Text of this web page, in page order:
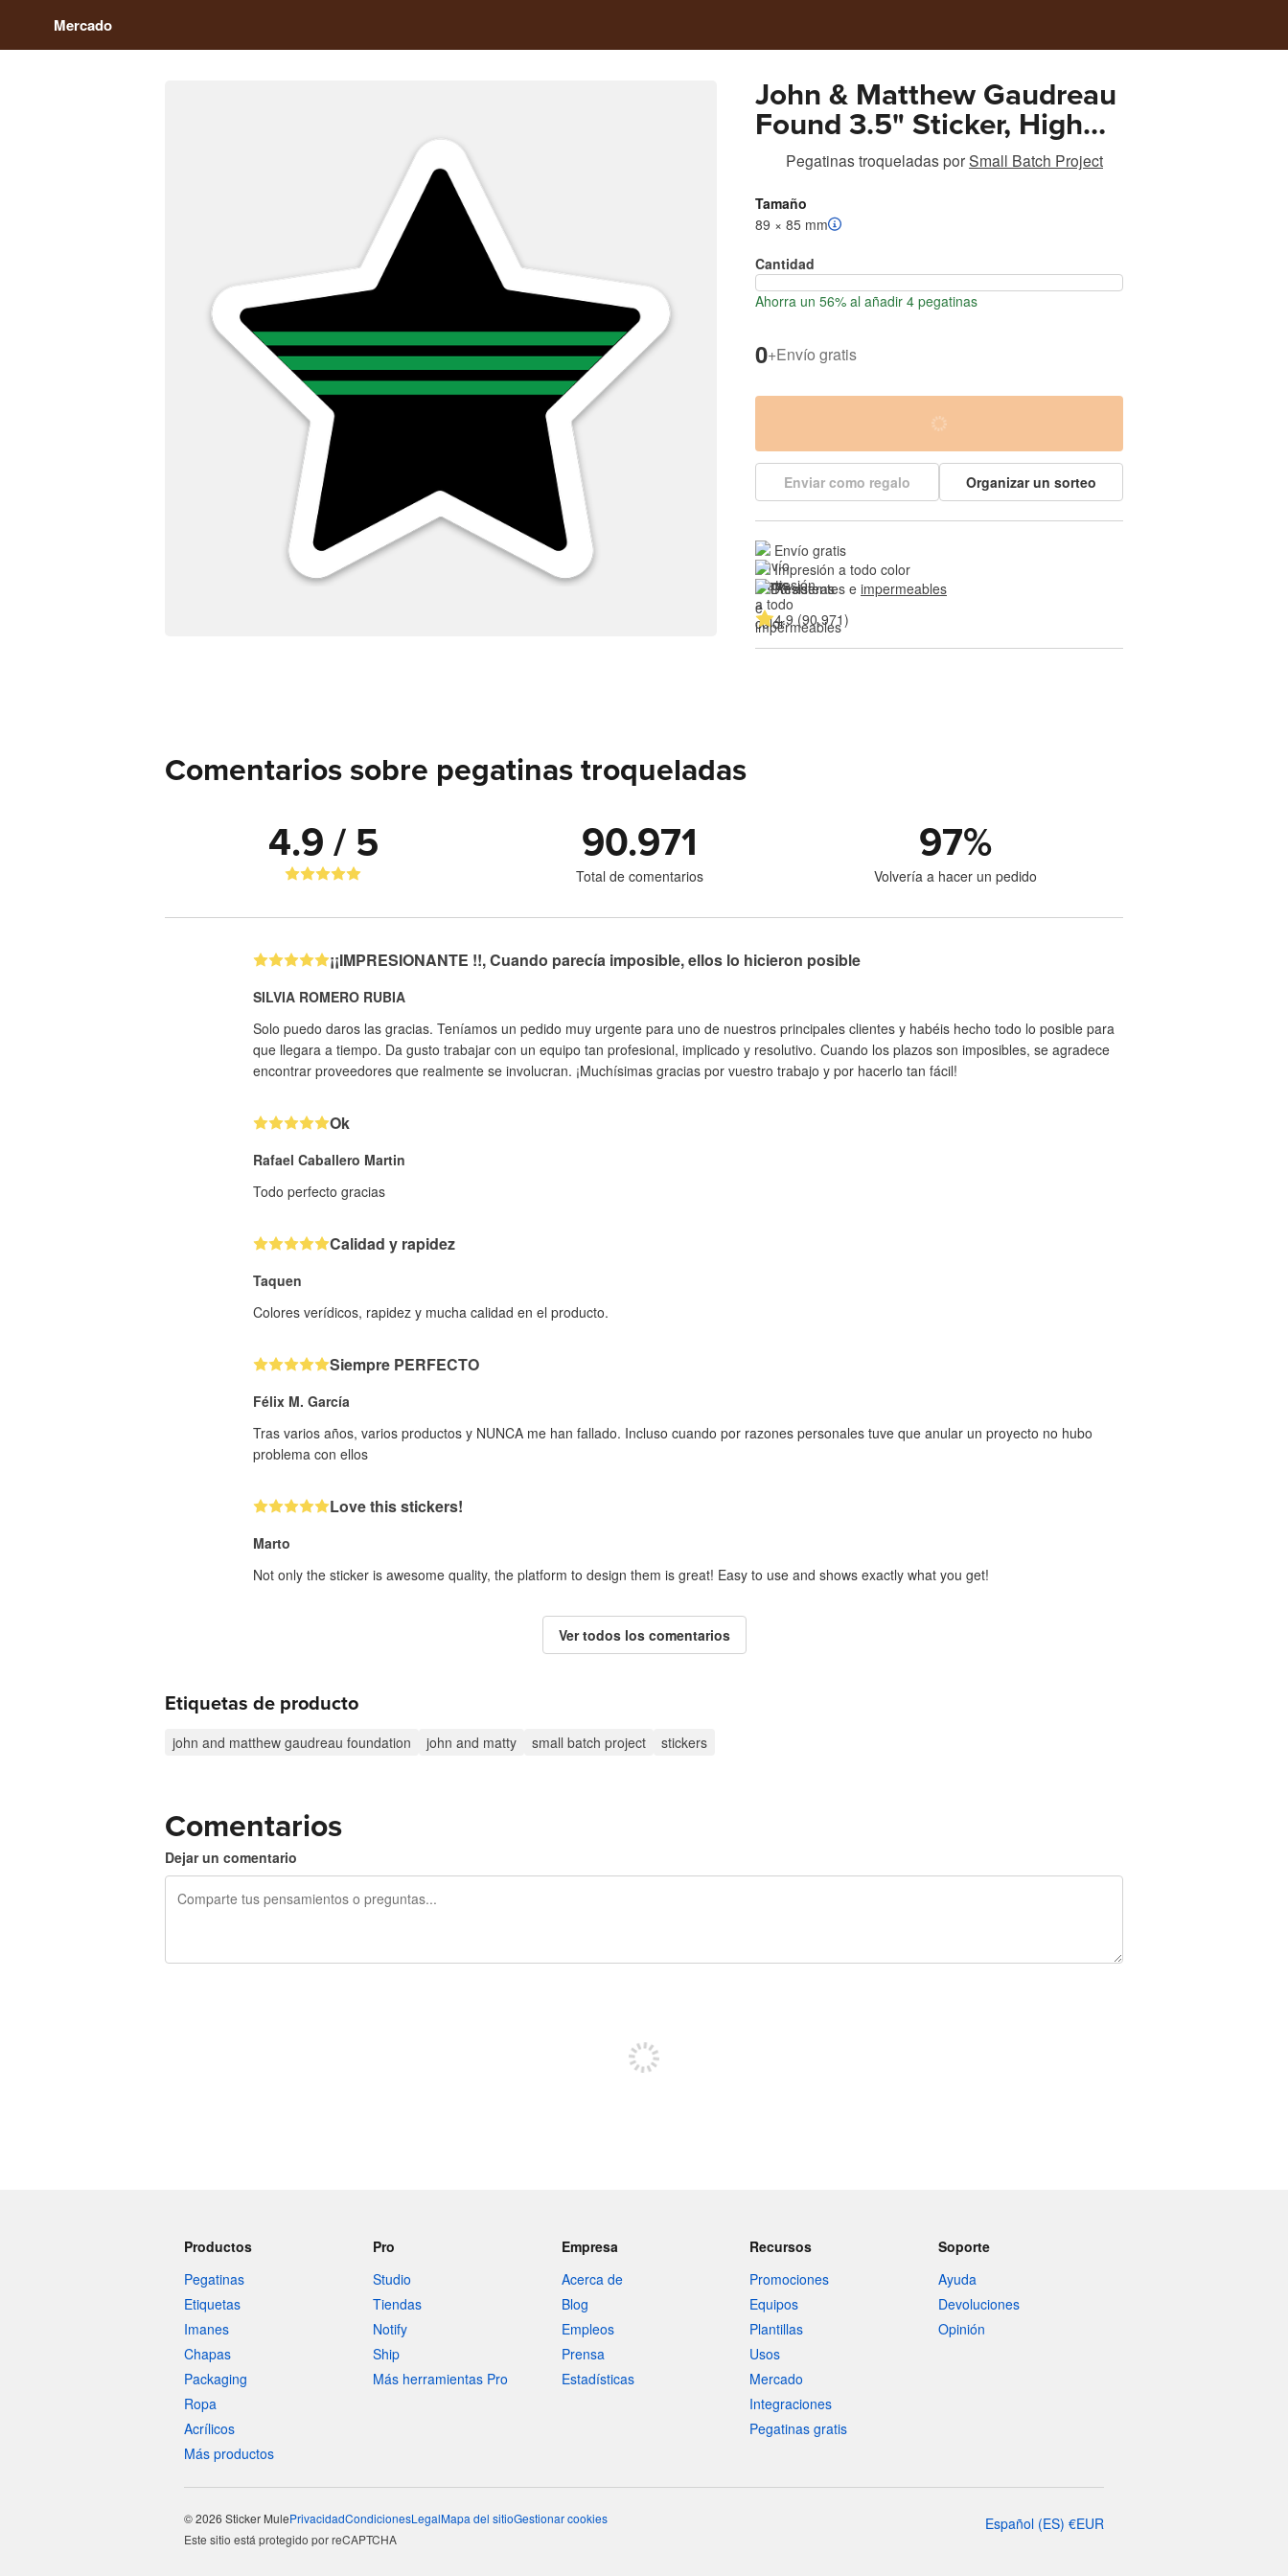
Mercado
John & Matthew Gaudreau
Found 3.5" Sticker, High
Quality Vinyl, Waterproof,
Pegatinas troqueladasporSmall Batch Project
Tamaño
89 × 85 mm
Cantidad
Ahorra un 56% al añadir 4 pegatinas
0+Envío gratis
Enviar como regalo Organizar un sorteo
Envío gratis
Impresión a todo color
Resistentes e impermeables
4.9 (90.971)
Comentarios sobre pegatinas troqueladas
4.9 / 5 90.971
Total de comentarios
97%
Volvería a hacer un pedido
¡¡IMPRESIONANTE !!, Cuando parecía imposible, ellos lo hicieron posible
SILVIA ROMERO RUBIA
Solo puedo daros las gracias. Teníamos un pedido muy urgente para uno de nuestros principales clientes y habéis hecho todo lo posible para
que llegara a tiempo. Da gusto trabajar con un equipo tan profesional, implicado y resolutivo. Cuando los plazos son imposibles, se agradece
encontrar proveedores que realmente se involucran. ¡Muchísimas gracias por vuestro trabajo y por hacerlo tan fácil!
Ok
Rafael Caballero Martin
Todo perfecto gracias
Calidad y rapidez
Taquen
Colores verídicos, rapidez y mucha calidad en el producto.
Siempre PERFECTO
Félix M. García
Tras varios años, varios productos y NUNCA me han fallado. Incluso cuando por razones personales tuve que anular un proyecto no hubo
problema con ellos
Love this stickers!
Marto
Not only the sticker is awesome quality, the platform to design them is great! Easy to use and shows exactly what you get!
Ver todos los comentarios
Etiquetas de producto
john and matthew gaudreau foundation john and matty small batch project stickers
Comentarios
Dejar un comentario
Productos
Pegatinas
Etiquetas
Imanes
Chapas
Packaging
Ropa
Acrílicos
Más productos
Pro
Studio
Tiendas
Notify
Ship
Más herramientas Pro
Empresa
Acerca de
Blog
Empleos
Prensa
Estadísticas
Recursos
Promociones
Equipos
Plantillas
Usos
Mercado
Integraciones
Pegatinas gratis
Soporte
Ayuda
Devoluciones
Opinión
© 2026 Sticker MulePrivacidadCondicionesLegalMapa del sitioGestionar cookies Español (ES) €EUR
Este sitio está protegido por reCAPTCHA